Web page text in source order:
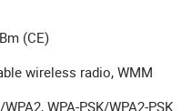
(CE)
wireless radio, WMM
WPA-PSK/WPA2-PSK